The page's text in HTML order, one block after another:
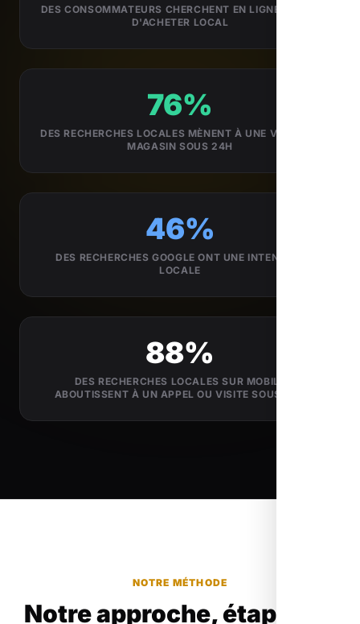
DES CONSOMMATEURS CHERCHENT EN LIGNE AVANT
D'ACHETER LOCAL
76%
DES RECHERCHES LOCALES MÈNENT À UNE VISITE EN
MAGASIN SOUS 24H
46%
DES RECHERCHES GOOGLE ONT UNE INTENTION
LOCALE
88%
DES RECHERCHES LOCALES SUR MOBILE
ABOUTISSENT À UN APPEL OU VISITE SOUS 24H
NOTRE MÉTHODE
Notre approche, étape par